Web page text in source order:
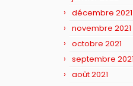
décembre 2021
novembre 2021
octobre 2021
septembre 2021
août 2021